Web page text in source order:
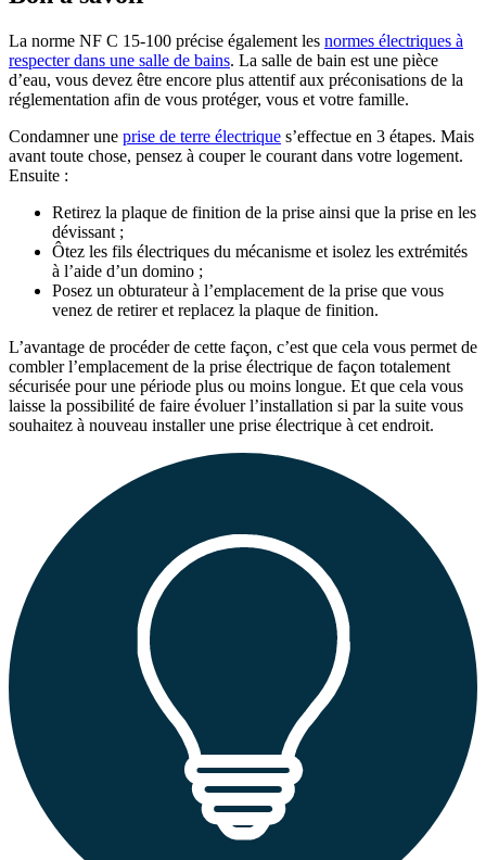
La norme NF C 15-100 précise également les normes électriques à
respecter dans une salle de bains. La salle de bain est une pièce
d’eau, vous devez être encore plus attentif aux préconisations de la
réglementation afin de vous protéger, vous et votre famille.
Condamner une prise de terre électrique s’effectue en 3 étapes. Mais
avant toute chose, pensez à couper le courant dans votre logement.
Ensuite :
Retirez la plaque de finition de la prise ainsi que la prise en les
dévissant ;
Ôtez les fils électriques du mécanisme et isolez les extrémités
à l’aide d’un domino ;
Posez un obturateur à l’emplacement de la prise que vous
venez de retirer et replacez la plaque de finition.
L’avantage de procéder de cette façon, c’est que cela vous permet de
combler l’emplacement de la prise électrique de façon totalement
sécurisée pour une période plus ou moins longue. Et que cela vous
laisse la possibilité de faire évoluer l’installation si par la suite vous
souhaitez à nouveau installer une prise électrique à cet endroit.